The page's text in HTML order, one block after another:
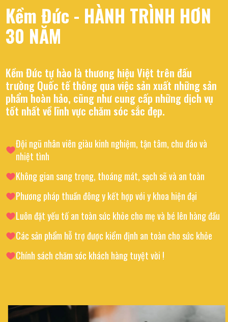
Kềm Đức - HÀNH TRÌNH HƠN
30 NĂM
Kềm Đức tự hào là thương hiệu Việt trên đấu
trường Quốc tế thông qua việc sản xuất những sản
phẩm hoàn hảo, cũng như cung cấp những dịch vụ
tốt nhất về lĩnh vực chăm sóc sắc đẹp.
Đội ngũ nhân viên giàu kinh nghiệm, tận tâm, chu đáo và
nhiệt tình
Không gian sang trọng, thoáng mát, sạch sẽ và an toàn
Phương pháp thuần đông y kết hợp với y khoa hiện đại
Luôn đặt yếu tố an toàn sức khỏe cho mẹ và bé lên hàng đầu
Các sản phẩm hỗ trợ được kiểm định an toàn cho sức khỏe
Chính sách chăm sóc khách hàng tuyệt vời !